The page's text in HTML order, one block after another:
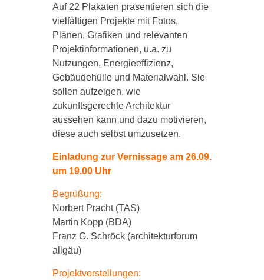
Auf 22 Plakaten präsentieren sich die
vielfältigen Projekte mit Fotos,
Plänen, Grafiken und relevanten
Projektinformationen, u.a. zu
Nutzungen, Energieeffizienz,
Gebäudehülle und Materialwahl. Sie
sollen aufzeigen, wie
zukunftsgerechte Architektur
aussehen kann und dazu motivieren,
diese auch selbst umzusetzen.
Einladung zur Vernissage am 26.09.
um 19.00 Uhr
Begrüßung:
Norbert Pracht (TAS)
Martin Kopp (BDA)
Franz G. Schröck (architekturforum
allgäu)
Projektvorstellungen: